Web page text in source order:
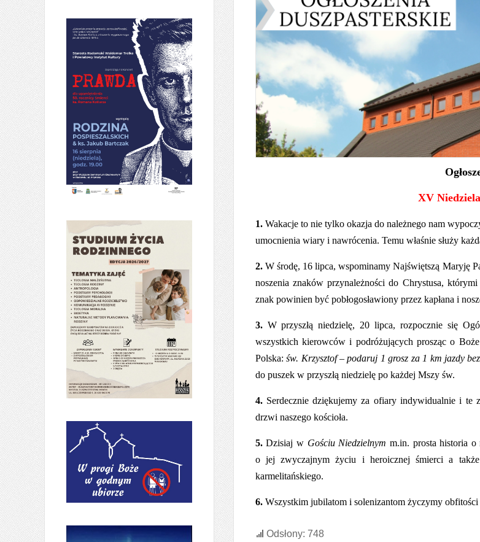
XV
1. Wakacje to nie tylko okazja do należnego nam
umocnienia wiary i nawrócenia. Temu właśnie służy
2.W środę, 16 lipca, wspominamy Najświętszą Maryję
noszenia znaków przynależności do Chrystusa,
znak powinien być pobłogosławiony przez kapłana i
3.W przyszłą niedzielę, 20 lipca, rozpocznie się
wszystkich kierowców i podróżujących prosząc o
Polska:św. Krzysztof – podaruj 1 grosz za 1 km jazdy
do puszek w przyszłą niedzielę po każdej Mszy św.
4.Serdecznie dziękujemy za ofiary indywidualnie i te
drzwi naszego kościoła.
5.Dzisiaj w Gościu Niedzielnym m.in. prosta historia o
o jej zwyczajnym życiu i heroicznej śmierci a
karmelitańskiego.
6.Wszystkim jubilatom i solenizantom życzymy
Odsłony: 748